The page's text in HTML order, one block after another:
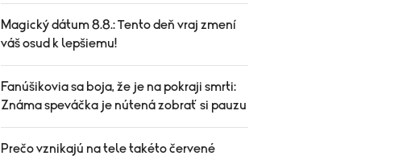
Magický dátum 8.8.: Tento deň vraj zmení
váš osud k lepšiemu!
Fanúšikovia sa boja, že je na pokraji smrti:
Známa speváčka je nútená zobrať si pauzu
Prečo vznikajú na tele takéto červené